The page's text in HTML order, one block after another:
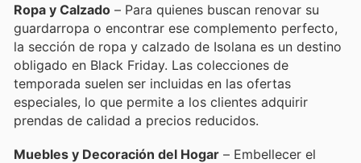
Ropa y Calzado – Para quienes buscan renovar su
guardarropa o encontrar ese complemento perfecto,
la sección de ropa y calzado de Isolana es un destino
obligado en Black Friday. Las colecciones de
temporada suelen ser incluidas en las ofertas
especiales, lo que permite a los clientes adquirir
prendas de calidad a precios reducidos.
Muebles y Decoración del Hogar – Embellecer el